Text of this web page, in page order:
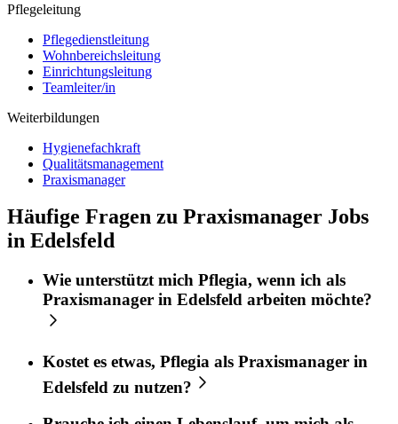
Pflegeleitung
Pflegedienstleitung
Wohnbereichsleitung
Einrichtungsleitung
Teamleiter/in
Weiterbildungen
Hygienefachkraft
Qualitätsmanagement
Praxismanager
Häufige Fragen zu Praxismanager Jobs
in Edelsfeld
Wie unterstützt mich Pflegia, wenn ich als
Praxismanager in Edelsfeld arbeiten möchte?
Kostet es etwas, Pflegia als Praxismanager in
Edelsfeld zu nutzen?